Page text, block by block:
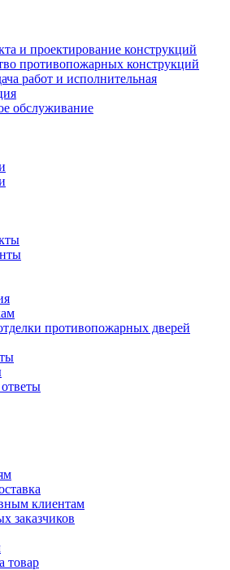
и проектирование конструкций
противопожарных конструкций
работ и исполнительная
обслуживание
противопожарных дверей
клиентам
заказчиков
товар